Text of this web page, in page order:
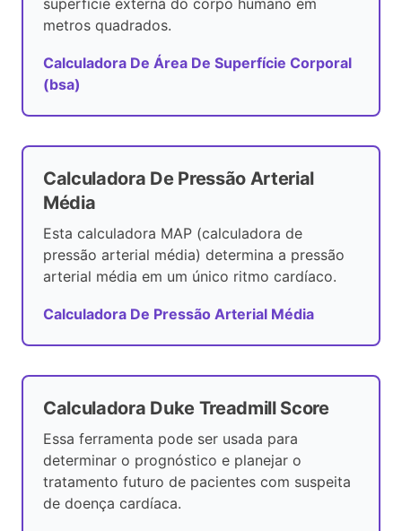
superfície externa do corpo humano em
metros quadrados.
Calculadora De Área De Superfície Corporal
(bsa)
Calculadora De Pressão Arterial
Média
Esta calculadora MAP (calculadora de
pressão arterial média) determina a pressão
arterial média em um único ritmo cardíaco.
Calculadora De Pressão Arterial Média
Calculadora Duke Treadmill Score
Essa ferramenta pode ser usada para
determinar o prognóstico e planejar o
tratamento futuro de pacientes com suspeita
de doença cardíaca.